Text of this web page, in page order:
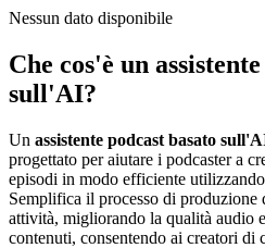
Nessun dato disponibile
Che cos'è un
sull'AI?
Un assistente podcast basato
progettato per aiutare i podcaster a
episodi in modo efficiente
Semplifica il processo di produzione
attività, migliorando la qualità audio
contenuti, consentendo ai creatori di